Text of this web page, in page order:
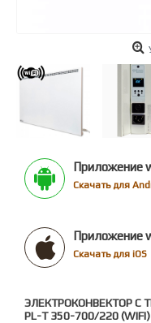
Приложение
Скачать для
Приложение
Скачать для iOS
ЭЛЕКТРОКОНВЕКТОР С
PL-T 350-700/220 (WIFI)